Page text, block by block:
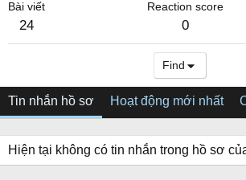
Bài viết
24
Reaction score
0
Find
Tin nhắn hồ sơ Hoạt động mới nhất
Hiện tại không có tin nhắn trong hồ sơ